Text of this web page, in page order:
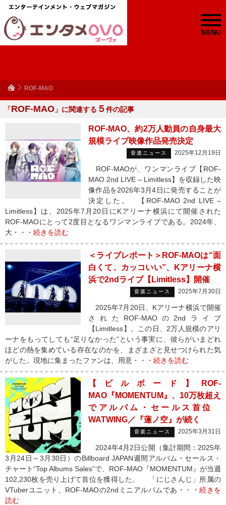
MENU
ROF-MAO
「ROF-MAO 」に関連する ５件の記事
ROF-MAO、約2万人動員の自身最大
規模ライブ映像作品発売決定
音楽ニュース 2025年12月19日
ROF-MAOが、ワンマンライブ【ROF-
MAO 2nd LIVE – Limitless】を収録した映
像作品を2026年3月4日に発売することが
決定した。 【ROF-MAO 2nd LIVE –
Limitless】は、2025年7月20日にKアリーナ横浜にて開催された
ROF-MAOにとって2度目となるワンマンライブである。2024年、
大・・・ 続きを読む
＜ライブレポート＞ROF-MAOは“面
白くて、カッコいい”、Kアリーナ横
浜で2ndライブ【Limitless】開催
音楽ニュース 2025年7月30日
2025年7月20日、Kアリーナ横浜で開催
されたROF-MAOの2ndライブ
【Limitless】。この日、2万人規模のアリ
ーナをもってしても“足りなかった”という事実に、彼らがいまどれ
ほどの熱を集めている存在なのかを、まざまざと見せつけられた気
がした。現地に集まったファンは、用意・・・ 続きを読む
【ビルボード】ROF-
MAO『MOMENTUM』、10万枚超え
でアルバム・セールス首位
WATWING／『蓮ノ空』が続く
音楽ニュース 2025年3月31日
2024年4月2日公開（集計期間：2025年
3月24日～3月30日）のBillboard JAPAN週間アルバム・セールス・
チャート“Top Albums Sales”で、ROF-MAO『MOMENTUM』が当週
102,230枚を売り上げて首位を獲得した。 「にじさんじ」所属の
VTuberユニット、ROF-MAOの2ndミニアルバムであ・・・ 続きを
読む